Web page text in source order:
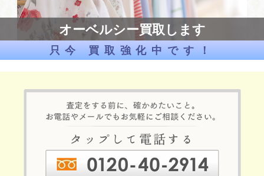
オーベルシー買取します
只今 買取強化中です！